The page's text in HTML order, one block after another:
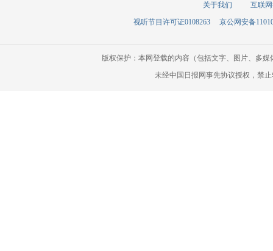
关于我们
互联
视听节目许可证0108263
京公网安备
版权保护：本网登载的内容（包括文字、图片、多
未经中国日报网事先协议授权，禁止